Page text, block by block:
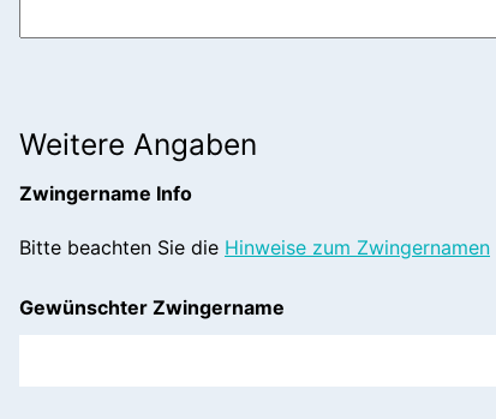
Weitere Angaben
Zwingername Info
Bitte beachten Sie die Hinweise zum Zwingernamen
Gewünschter Zwingername